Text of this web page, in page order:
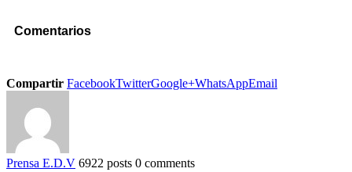
Comentarios
Compartir FacebookTwitterGoogle+WhatsAppEmail
Prensa E.D.V 6922 posts 0 comments